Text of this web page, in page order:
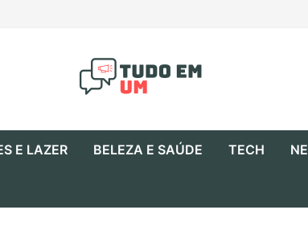
E LAZER BELEZA E SAÚDE TECH